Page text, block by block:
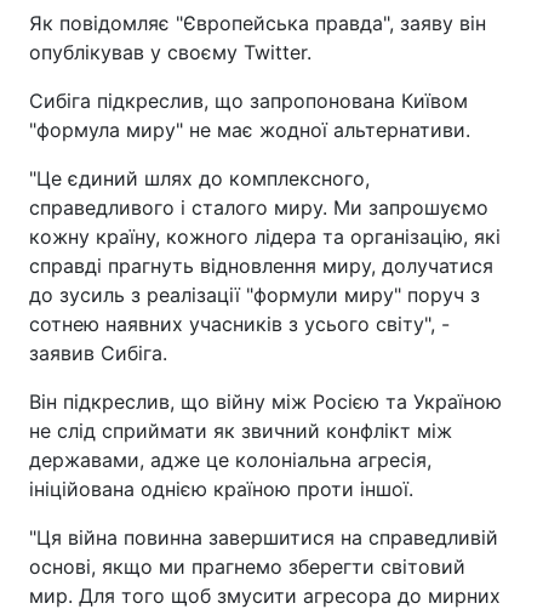
Як повідомляє "Європейська правда", заяву він
опублікував у своєму Twitter.
Сибіга підкреслив, що запропонована Київом
"формула миру" не має жодної альтернативи.
"Це єдиний шлях до комплексного,
справедливого і сталого миру. Ми запрошуємо
кожну країну, кожного лідера та організацію, які
справді прагнуть відновлення миру, долучатися
до зусиль з реалізації "формули миру" поруч з
сотнею наявних учасників з усього світу", -
заявив Сибіга.
Він підкреслив, що війну між Росією та Україною
не слід сприймати як звичний конфлікт між
державами, адже це колоніальна агресія,
ініційована однією країною проти іншої.
"Ця війна повинна завершитися на справедливій
основі, якщо ми прагнемо зберегти світовий
мир. Для того щоб змусити агресора до мирних